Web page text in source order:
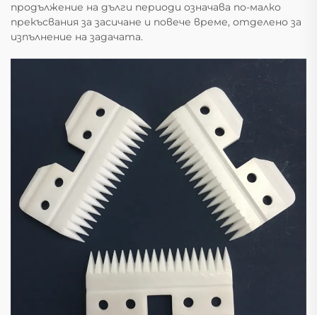
продължение на дълги периоди означава по-малко
прекъсвания за засичане и повече време, отделено за
изпълнение на задачата.